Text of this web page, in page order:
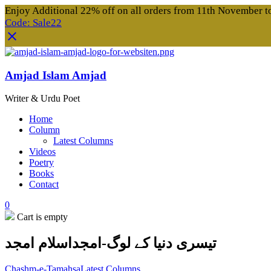
Enjoy Additional 22% off on all orders from 11th November
Code: Sale22
Amjad Islam Amjad
Writer & Urdu Poet
Home
Column
Latest Columns
Videos
Poetry
Books
Contact
0
Cart is empty
تیسری دنیا کے لوگ-امجداسلام امجد